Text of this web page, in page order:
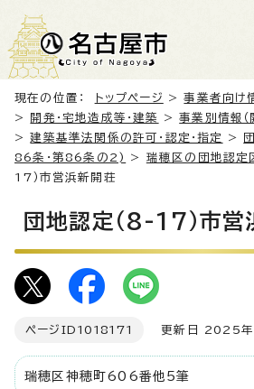
現在の位置： トップページ >事業者向け
>
開発・宅地造成等・建築 >事業別情報（
>建築基準法関係の許可・認定・指定 >
86条・第86条の2)
> 瑞穂区の団地認定
17）市営浜新開荘
団地認定（8-17）市営
ページID 1018171 更新日 2025年
瑞穂区神穂町606番他5筆